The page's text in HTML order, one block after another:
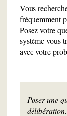
Vous
fréquemment
Posez votre
système vous
avec votre
Poser une